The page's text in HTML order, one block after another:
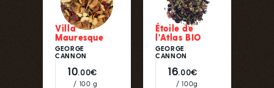
Villa
Mauresque
GEORGE
CANNON
10.00€
/ 100 g
Étoile de
l'Atlas BIO
GEORGE
CANNON
16.00€
/ 100g